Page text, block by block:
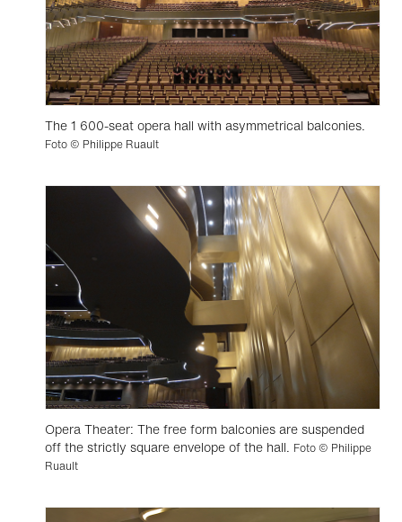
The 1 600-seat opera hall with asymmetrical balconies.
Foto © Philippe Ruault
Opera Theater: The free form balconies are suspended
off the strictly square envelope of the hall. Foto © Philippe
Ruault